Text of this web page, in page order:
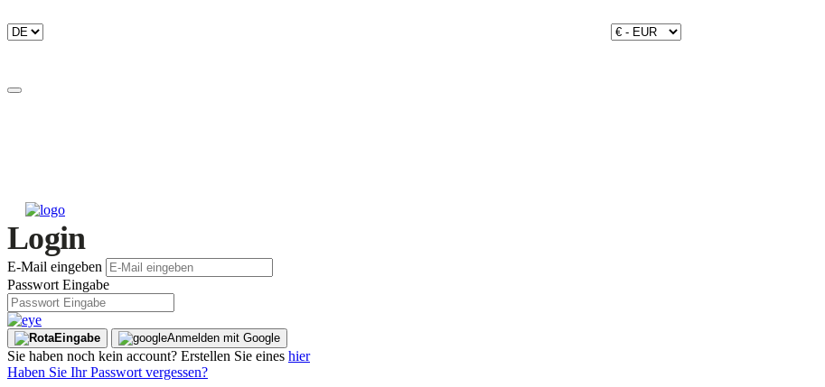
Login
E-Mail eingeben
Passwort Eingabe
Eingabe Anmelden mit Google
Sie haben noch kein account? Erstellen Sie eines hier
Haben Sie Ihr Passwort vergessen?